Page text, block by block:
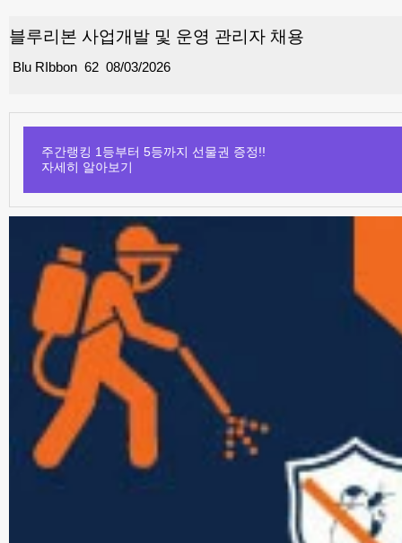
블루리본 사업개발 및 운영 관리자 채용
62
Blu RIbbon 08/03/2026
주간랭킹 1등부터 5등까지 선물권 증정!!
자세히 알아보기